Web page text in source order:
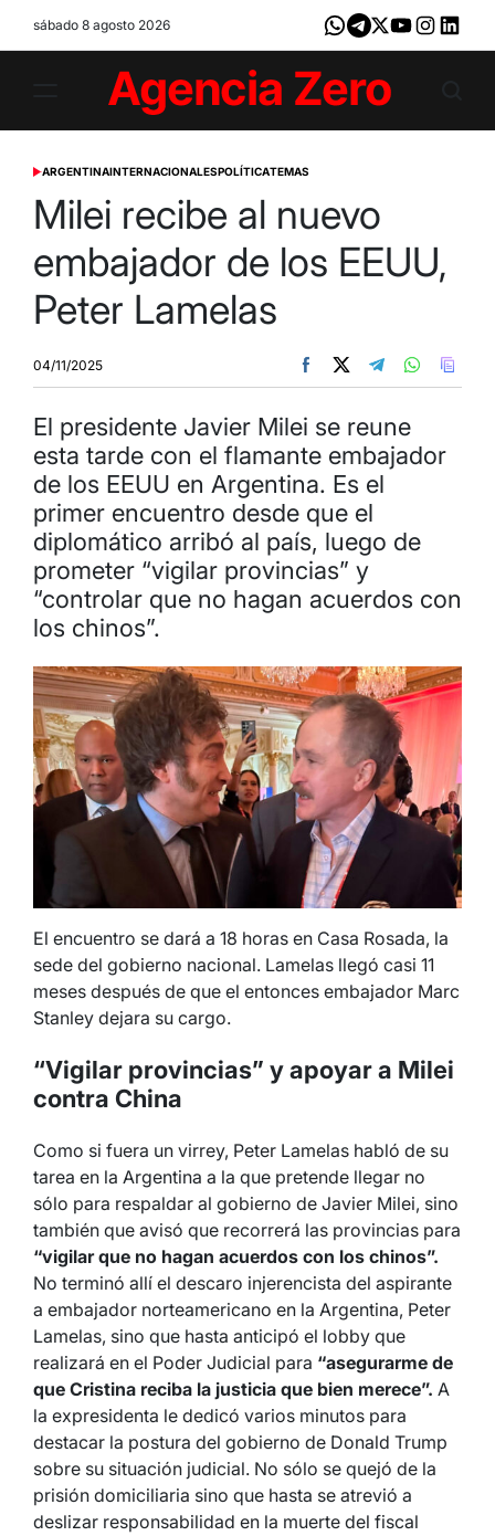
sábado 8 agosto 2026 Whatsapp
Telegram
X YoutubeInstagram
Zero
POSTED
ARGENTINAINTERNACIONALESPOLÍTICATEMAS
Milei recibe al nuevo
embajador de los EEUU,
Peter Lamelas
04/11/2025
El presidente Javier Milei se reune
esta tarde con el flamante embajador
de los EEUU en Argentina. Es el
primer encuentro desde que el
diplomático arribó al país, luego de
prometer “vigilar provincias” y
“controlar que no hagan acuerdos con
los chinos”.
El encuentro se dará a 18 horas en Casa Rosada, la
sede del gobierno nacional. Lamelas llegó casi 11
meses después de que el entonces embajador Marc
Stanley dejara su cargo.
“Vigilar provincias” y apoyar a Milei
contra China
Como si fuera un virrey, Peter Lamelas habló de su
tarea en la Argentina a la que pretende llegar no
sólo para respaldar al gobierno de Javier Milei, sino
también que avisó que recorrerá las provincias para
“vigilar que no hagan acuerdos con los chinos”.
No terminó allí el descaro injerencista del aspirante
a embajador norteamericano en la Argentina, Peter
Lamelas, sino que hasta anticipó el lobby que
realizará en el Poder Judicial para “asegurarme de
que Cristina reciba la justicia que bien merece”. A
la expresidenta le dedicó varios minutos para
destacar la postura del gobierno de Donald Trump
sobre su situación judicial. No sólo se quejó de la
prisión domiciliaria sino que hasta se atrevió a
deslizar responsabilidad en la muerte del fiscal